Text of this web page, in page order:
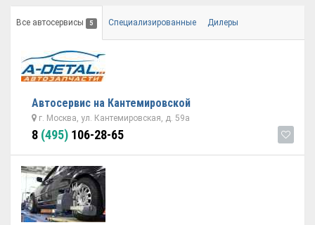
Все автосервисы 5 Специализированные Дилеры
Автосервис на Кантемировской
г. Москва, ул. Кантемировская, д. 59а
8 (495) 106-28-65